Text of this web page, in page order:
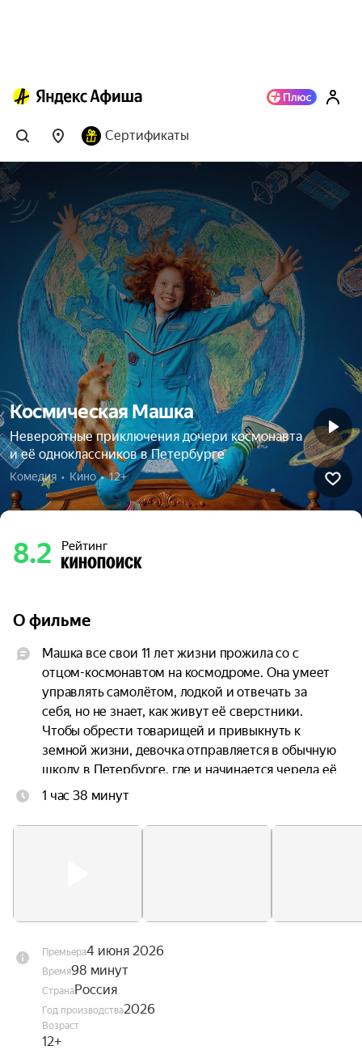
Сертификаты
Космическая Машка
Невероятные приключения дочери космонавта
и её одноклассников в Петербурге
Комедия  •  Кино  •  12+
8.2 Рейтинг
О фильме
Машка все свои 11 лет жизни прожила со с
отцом-космонавтом на космодроме. Она умеет
управлять самолётом, лодкой и отвечать за
себя, но не знает, как живут её сверстники.
Чтобы обрести товарищей и привыкнуть к
земной жизни, девочка отправляется в обычную
школу в Петербурге, где и начинается череда её
невероятных приключений.
1 час 38 минут
Премьера4 июня 2026
Время98 минут
СтранаРоссия
Год производства2026
Возраст
12+